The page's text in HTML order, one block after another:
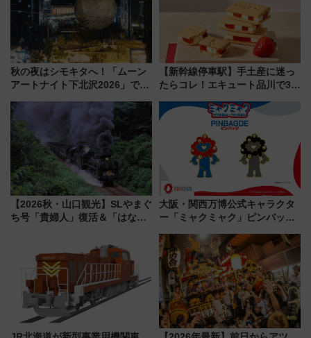
秋の夜はシモキタへ！「ムーン
アートナイト下北沢2026」でイ
を満喫しよう
【新幹線停車駅】手土産に迷っ
たらコレ！エキュート品川で3年
産スイーツとは？
【2026秋・山口観光】SLやまぐ
ち号「貴婦人」復活＆「はなあ
注目観光列車まとめ きっぷの取
り方は？
大阪・関西万博公式キャラクタ
ー「ミャクミャク」ピンバッジ
中旬発売